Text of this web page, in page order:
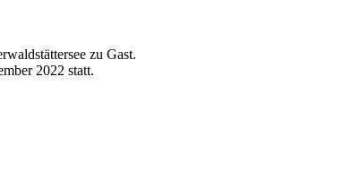
zu Gast.
2022 statt.